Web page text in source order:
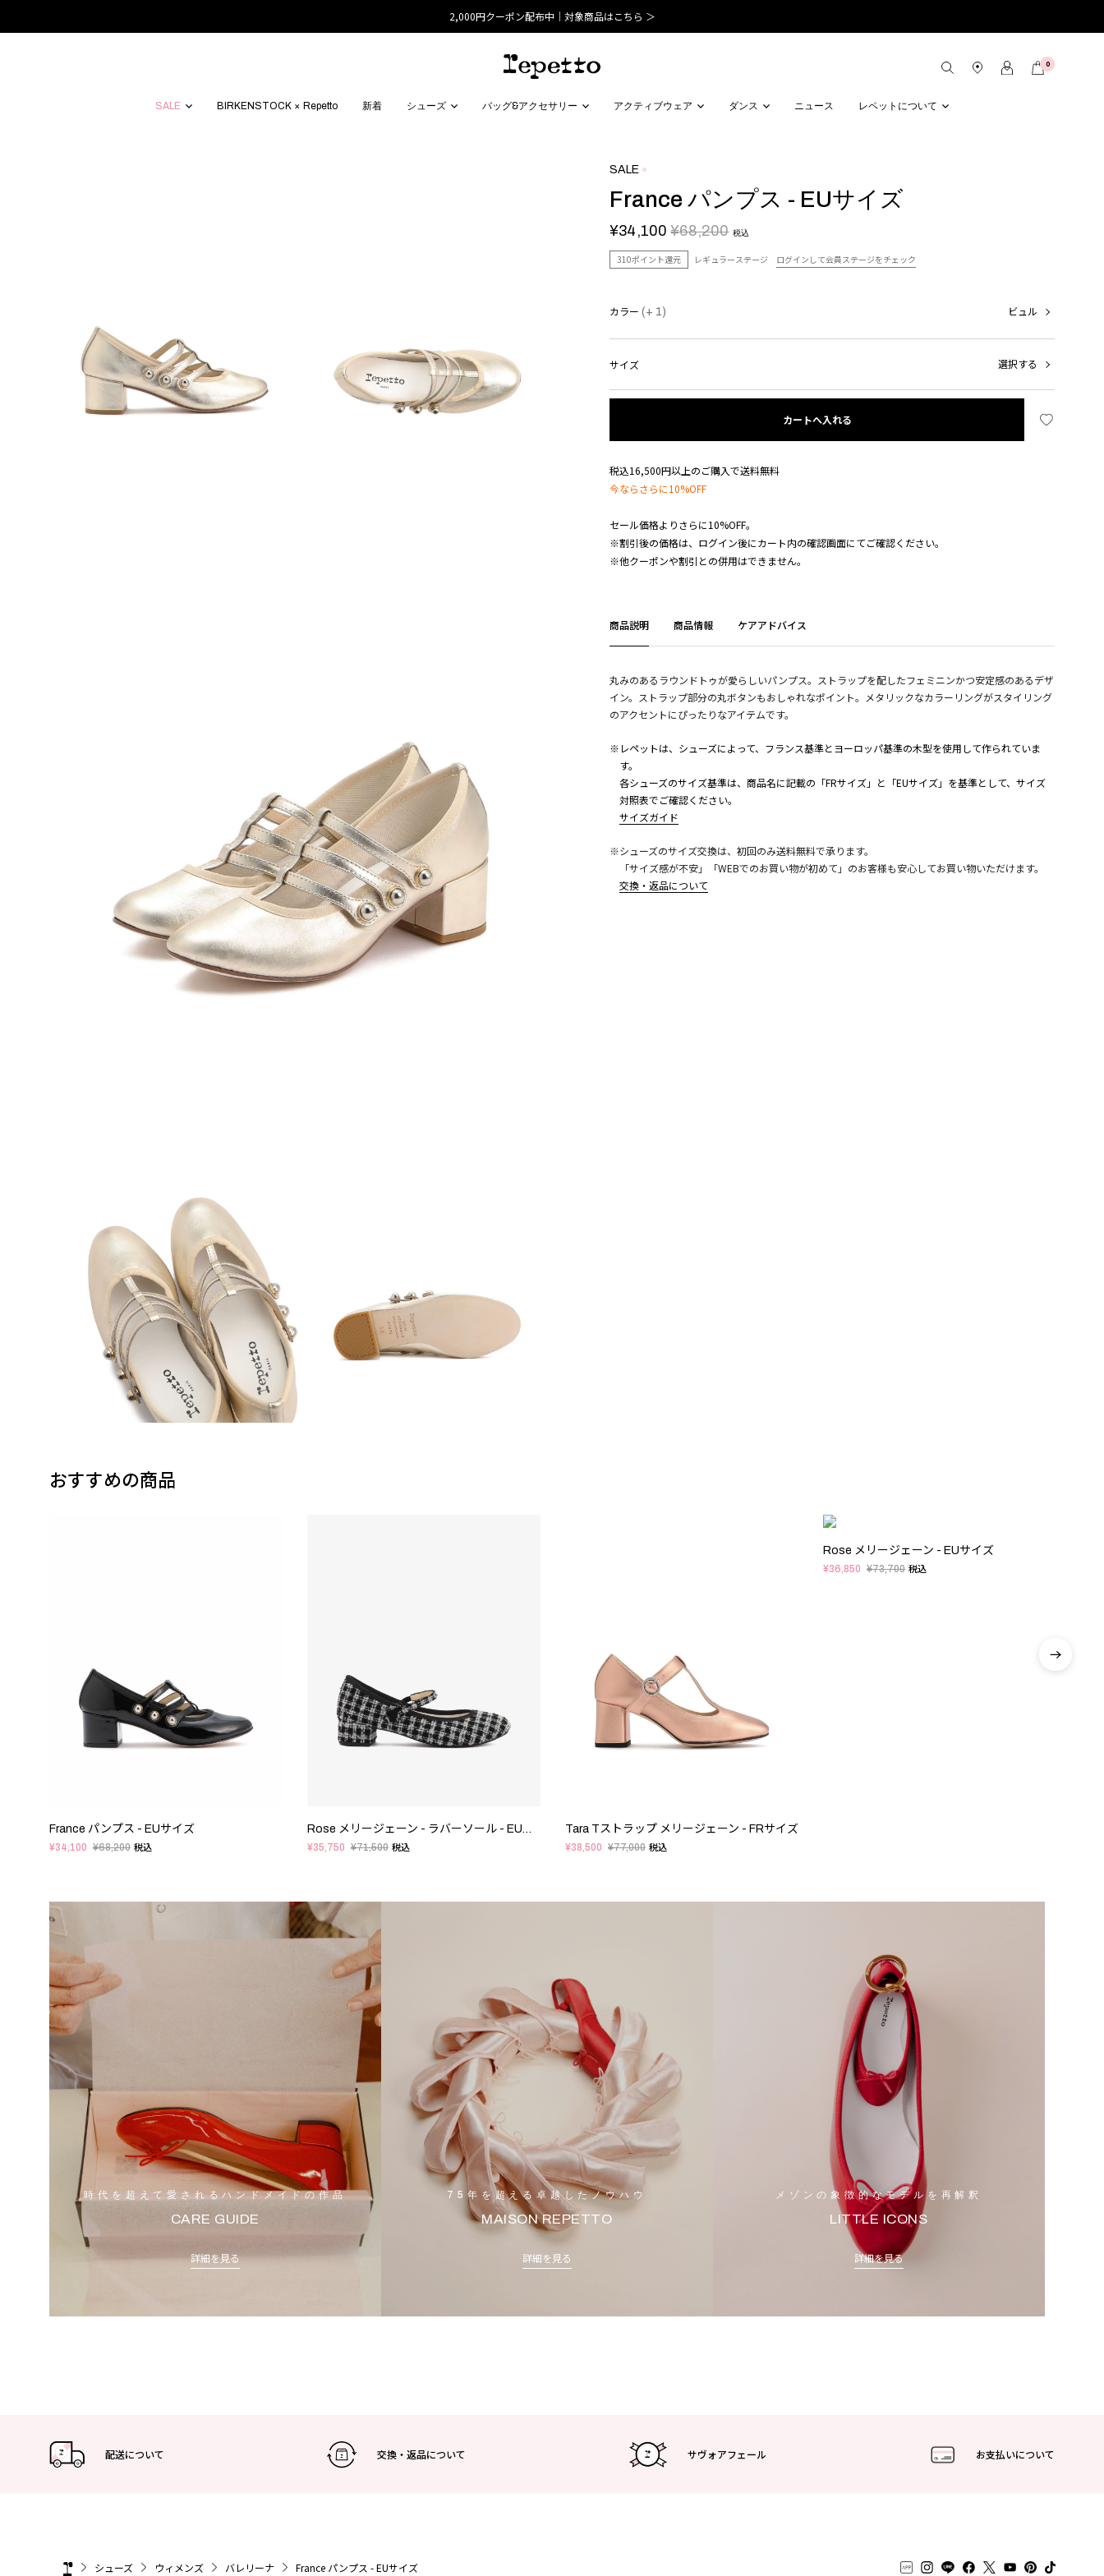
2,000円クーポン配布中｜対象商品はこちら ＞
0
SALE BIRKENSTOCK × Repetto 新着 シューズ バッグ&アクセサリー アクティブウェア ダンス ニュース レペットについて
SALE
France パンプス - EUサイズ
¥34,100 ¥68,200 税込
310ポイント還元 レギュラーステージ ログインして会員ステージをチェック
カラー (+ 1) ビュル
サイズ 選択する
カートへ入れる
税込16,500円以上のご購入で送料無料
今ならさらに10%OFF
セール価格よりさらに10%OFF。
※割引後の価格は、ログイン後にカート内の確認画面にてご確認ください。
※他クーポンや割引との併用はできません。
商品説明 商品情報 ケアアドバイス
丸みのあるラウンドトゥが愛らしいパンプス。ストラップを配したフェミニンかつ安定感のあるデザ
イン。ストラップ部分の丸ボタンもおしゃれなポイント。メタリックなカラーリングがスタイリング
のアクセントにぴったりなアイテムです。
※レペットは、シューズによって、フランス基準とヨーロッパ基準の木型を使用して作られていま
す。
各シューズのサイズ基準は、商品名に記載の「FRサイズ」と「EUサイズ」を基準として、サイズ
対照表でご確認ください。
サイズガイド
※シューズのサイズ交換は、初回のみ送料無料で承ります。
「サイズ感が不安」「WEBでのお買い物が初めて」のお客様も安心してお買い物いただけます。
交換・返品について
こちら
おすすめの商品
France パンプス - EUサイズ
¥34,100 ¥68,200 税込
Rose メリージェーン - ラバーソール - EUサイズ
¥35,750 ¥71,500 税込
Tara Tストラップ メリージェーン - FRサイズ
¥38,500 ¥77,000 税込
Rose メリージェーン - EUサイズ
¥36,850 ¥73,700 税込
時代を超えて愛されるハンドメイドの作品
CARE GUIDE
詳細を見る
75年を超える卓越したノウハウ
MAISON REPETTO
詳細を見る
メゾンの象徴的なモデルを再解釈
LITTLE ICONS
詳細を見る
配送について 交換・返品について サヴォアフェール お支払いについて
シューズ ウィメンズ バレリーナ France パンプス - EUサイズ